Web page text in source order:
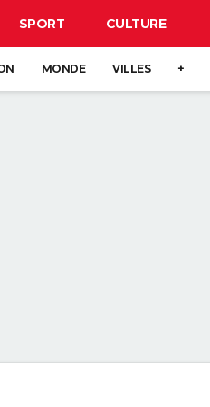
SPORT CULTURE
MONDE VILLES +